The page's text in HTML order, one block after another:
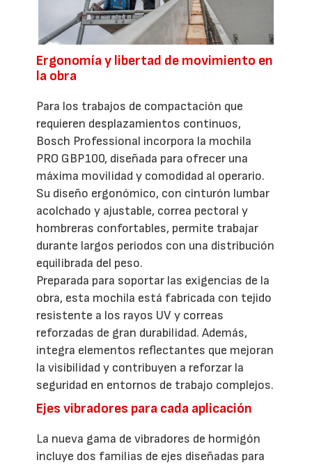
Ergonomía y libertad de movimiento en
la obra
Para los trabajos de compactación que
requieren desplazamientos continuos,
Bosch Professional incorpora la mochila
PRO GBP100, diseñada para ofrecer una
máxima movilidad y comodidad al operario.
Su diseño ergonómico, con cinturón lumbar
acolchado y ajustable, correa pectoral y
hombreras confortables, permite trabajar
durante largos periodos con una distribución
equilibrada del peso.
Preparada para soportar las exigencias de la
obra, esta mochila está fabricada con tejido
resistente a los rayos UV y correas
reforzadas de gran durabilidad. Además,
integra elementos reflectantes que mejoran
la visibilidad y contribuyen a reforzar la
seguridad en entornos de trabajo complejos.
Ejes vibradores para cada aplicación
La nueva gama de vibradores de hormigón
incluye dos familias de ejes diseñadas para